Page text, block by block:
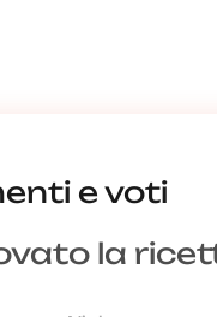
e voti
la